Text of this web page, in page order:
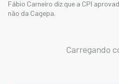
Fábio Carneiro diz que a CPI
não da Cagepa.
Carregando